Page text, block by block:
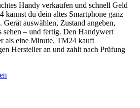
Handy verkaufen und schnell Geld
kannst du dein altes Smartphone ganz
auswählen, Zustand angeben,
– und fertig. Den Handywert
als eine Minute. TM24 kauft
Hersteller an und zahlt nach Prüfung